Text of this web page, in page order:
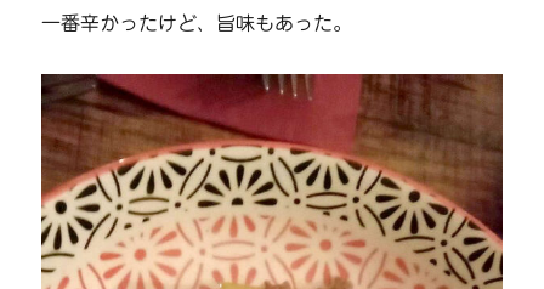
一番辛かったけど、旨味もあった。